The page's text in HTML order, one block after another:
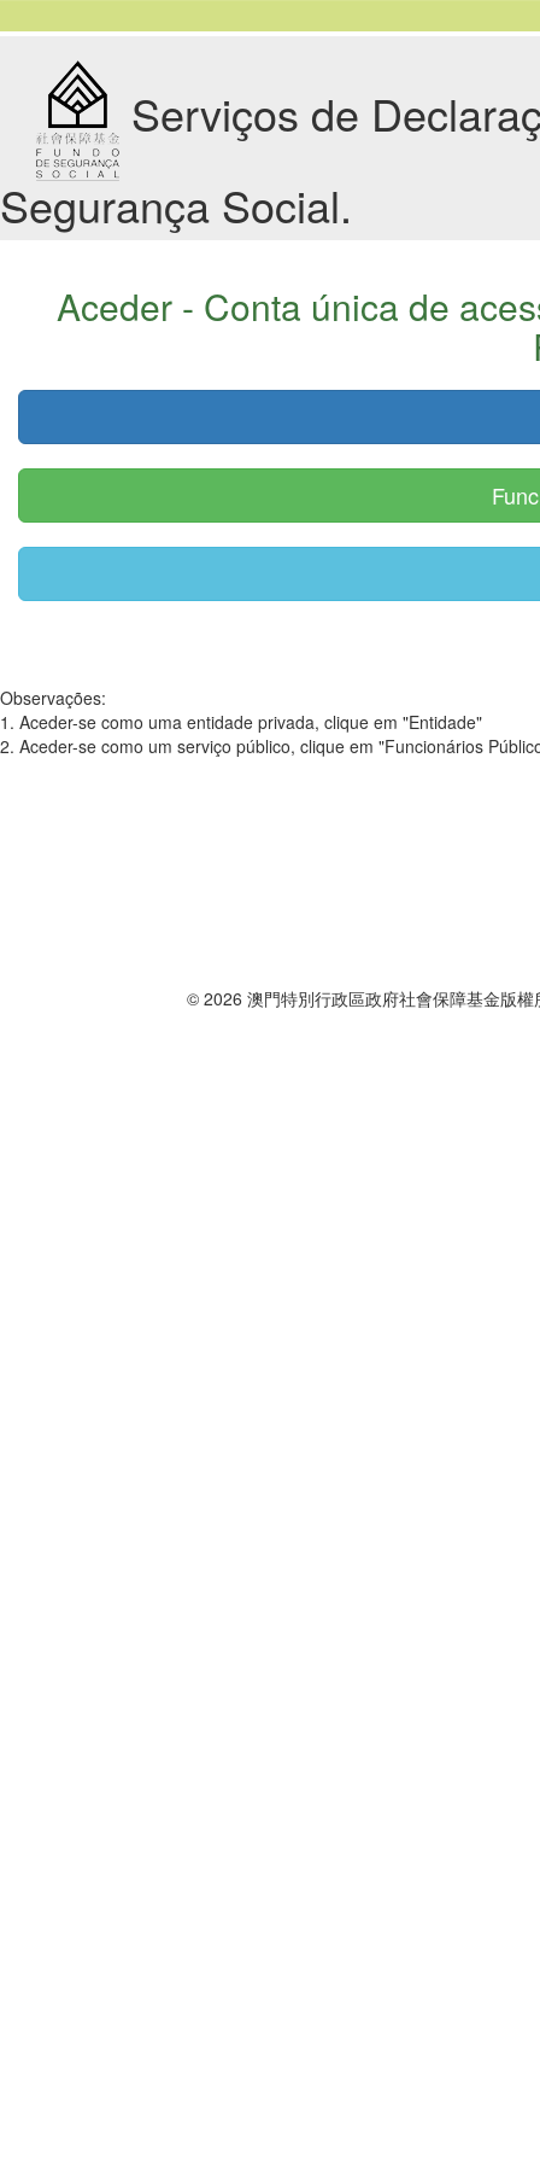
Serviços de
Segurança Social.
Aceder - Conta única de
Observações:
1. Aceder-se como uma entidade privada, clique em "Entidade"
2. Aceder-se como um serviço público, clique em "Funcionários
© 2026 澳門特別行政區政府社會保障基金版